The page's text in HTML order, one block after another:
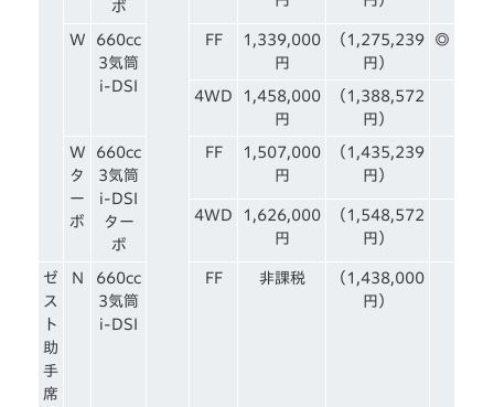
ボ
W
660cc
3気筒
i-DSI
FF
1,339,000
円
（1,275,239
円）
◎
4WD
1,458,000
円
（1,388,572
円）
W
タ
ー
ボ
660cc
3気筒
i-DSI
ター
ボ
FF
1,507,000
円
（1,435,239
円）
4WD
1,626,000
円
（1,548,572
円）
ゼ
ス
ト
助
手
席
N
660cc
3気筒
i-DSI
FF 非課税
（1,438,000
円）